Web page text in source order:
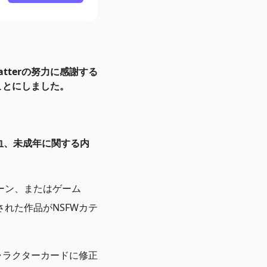
の努力に感謝する
にしました。
未成年に関する内
ン、またはゲーム
た作品がNSFWカテ
クターカードに修正